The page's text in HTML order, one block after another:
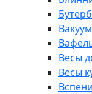
Весы
Весы